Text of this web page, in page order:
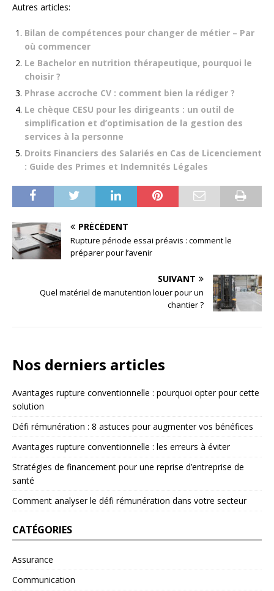
Autres articles:
Bilan de compétences pour changer de métier – Par
où commencer
Le Bachelor en nutrition thérapeutique, pourquoi le
choisir ?
Phrase accroche CV : comment bien la rédiger ?
Le chèque CESU pour les dirigeants : un outil de
simplification et d’optimisation de la gestion des
services à la personne
Droits Financiers des Salariés en Cas de Licenciement
: Guide des Primes et Indemnités Légales
PRÉCÉDENT
Rupture période essai préavis : comment le
préparer pour l’avenir
SUIVANT
Quel matériel de manutention louer pour un
chantier ?
Nos derniers articles
Avantages rupture conventionnelle : pourquoi opter pour cette
solution
Défi rémunération : 8 astuces pour augmenter vos bénéfices
Avantages rupture conventionnelle : les erreurs à éviter
Stratégies de financement pour une reprise d’entreprise de
santé
Comment analyser le défi rémunération dans votre secteur
CATÉGORIES
Assurance
Communication